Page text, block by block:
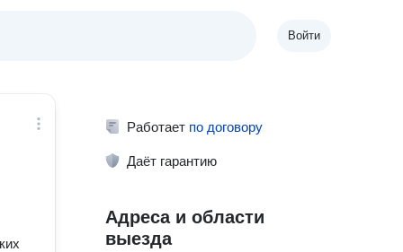
Войти
Работает по договору
Даёт гарантию
Адреса и области
выезда